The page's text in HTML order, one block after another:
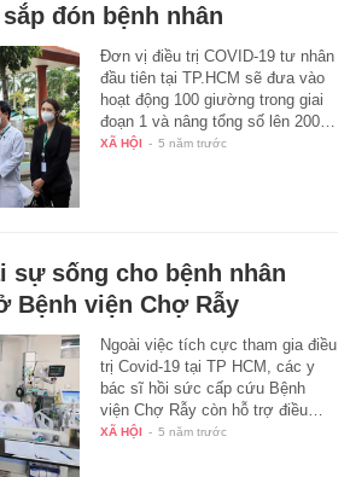
đón bệnh nhân
Đơn vị điều trị COVID-19 tư nhân
đầu tiên tại TP.HCM sẽ đưa vào
hoạt động 100 giường trong giai
đoạn 1 và nâng tổng số lên 200…
XÃ HỘI - 5 năm trước
sự sống cho bệnh nhân
Bệnh viện Chợ Rẫy
Ngoài việc tích cực tham gia điều
trị Covid-19 tại TP HCM, các y
bác sĩ hồi sức cấp cứu Bệnh
viện Chợ Rẫy còn hỗ trợ điều…
XÃ HỘI - 5 năm trước